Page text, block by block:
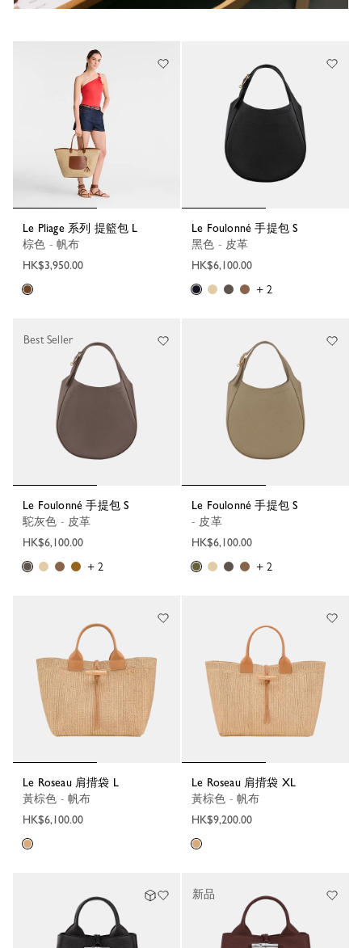
Le Pliage 系列 提籃包 L
棕色 - 帆布
HK$3,950.00
Le Foulonné 手提包 S
黑色 - 皮革
HK$6,100.00
+ 2
Le Foulonné 手提包 S
駝灰色 - 皮革
HK$6,100.00
+ 2
Best Seller
Le Foulonné 手提包 S
- 皮革
HK$6,100.00
+ 2
Le Roseau 肩揹袋 L
黃棕色 - 帆布
HK$6,100.00
Le Roseau 肩揹袋 XL
黃棕色 - 帆布
HK$9,200.00
新品